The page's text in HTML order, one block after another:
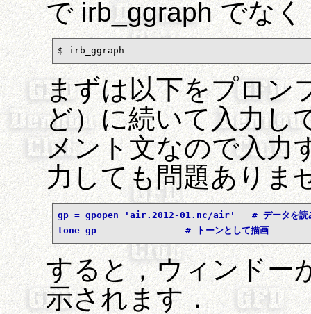
で irb_ggraph でな
$ irb_ggraph
まずは以下をプロン
ど）に続いて入力し
メント文なので入力
力しても問題ありま
gp = gpopen 'air.2012-01.nc/air'   # データを読
tone gp                # トーンとして描画
すると，ウィンドー
示されます．